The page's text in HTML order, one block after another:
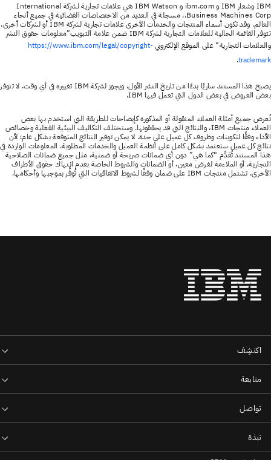
IBM وشعار IBM و ibm.com و IBM Watson هي علامات تجارية لشركة International
Business Machines Corp.، مسجلة في العديد من الاختصاصات القضائية في جميع أنحاء
العالم. وقد تكون أسماء المنتجات والخدمات الأخرى علامات تجارية لشركة IBM أو لشركات أخرى.
تتوفر القائمة الحالية للعلامات التجارية لشركة IBM ضمن علامة التبويب”معلومات حقوق النشر
والعلامات التجارية” على الموقع الإلكتروني https://www.ibm.com/legal/copyright-
trademark
.
يصبح هذا المستند ساريًا بدءًا من تاريخ النشر الأول، ويجوز لشركة IBM تغييره في أي وقت. لا تتوفر
بعض العروض في بعض الدول التي تعمل فيها IBM.
تُعرض جميع أمثلة العملاء المنقولة أو المذكورة كإيضاحات للطريقة التي استخدم بها بعض
العملاء منتجات IBM، والنتائج التي قد يحققونها. وستختلف التكاليف البيئية الفعلية وخصائص
الأداء وفقًا لتكوينات وظروف كل عميل على حدة. لا يمكن توفير النتائج المتوقعة بشكل عام؛ لأن
نتائج كل عميل ستعتمد بشكل كامل على أنظمة العميل والخدمات المطلوبة. المعلومات الواردة في
هذا المستند تُقدَّم “كما هي” دون أي ضمانات صريحة أو ضمنية، مثل جميع ضمانات الصلاحية
التجارية، أو الملاءمة لغرض معين، أو الضمانات والشروط الخاصة بعدم انتهاك حقوق الأطراف
الأخرى. تشتمل منتجات IBM على ضمان وفقًا لشروط الاتفاقيات التي تُوفَّر بموجبها وأحكامها.